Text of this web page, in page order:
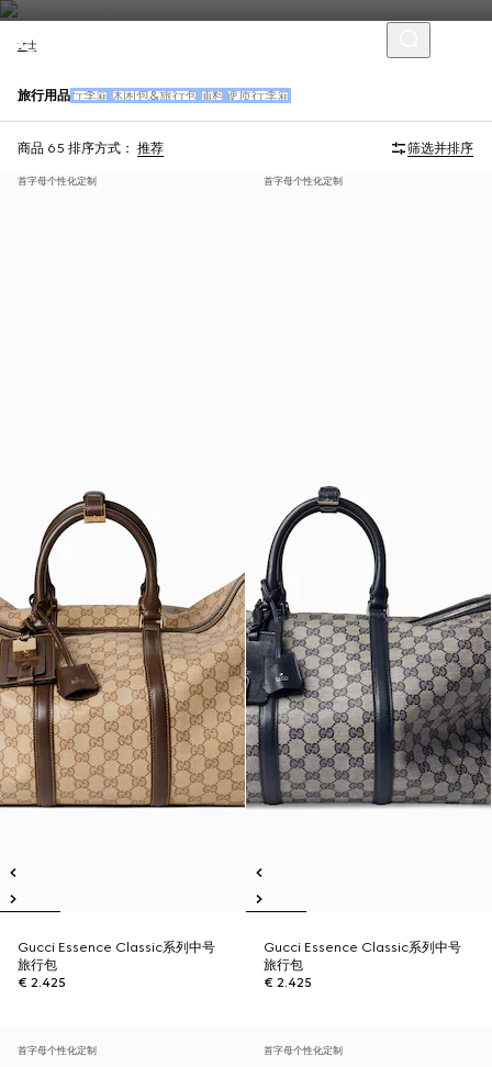
女士
旅行用品 行李箱 休闲包&旅行包 辅料 硬质行李箱
商品 65 排序方式： 推荐 筛选并排序
首字母个性化定制
Gucci Essence Classic系列中号
旅行包
€ 2.425
首字母个性化定制
Gucci Essence Classic系列中号
旅行包
€ 2.425
首字母个性化定制 首字母个性化定制